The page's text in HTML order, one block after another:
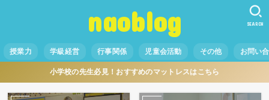
naoblog
授業力 学級経営 行事関係 児童会活動 その他 お問い
SEARCH
小学校の先生必見！おすすめのマットレスはこちら